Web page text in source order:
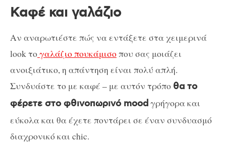
Καφέ και γαλάζιο
Αν αναρωτιέστε πώς να εντάξετε στα χειμερινά
look τογαλάζιο πουκάμισοπου σας μοιάζει
ανοιξιάτικο, η απάντηση είναι πολύ απλή.
Συνδυάστε το με καφέ – με αυτόν τρόπο θα το
φέρετε στο φθινοπωρινό moodγρήγορα και
εύκολα και θα έχετε ποντάρει σε έναν συνδυασμό
διαχρονικό και chic.